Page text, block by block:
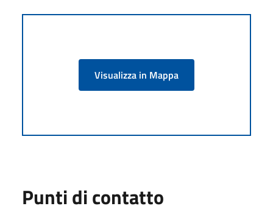
Visualizza in Mappa
Punti di contatto